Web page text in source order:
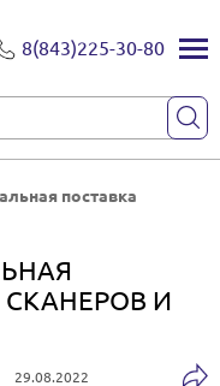
8(843)225-30-80
поставка
СКАНЕРОВ И
29.08.2022